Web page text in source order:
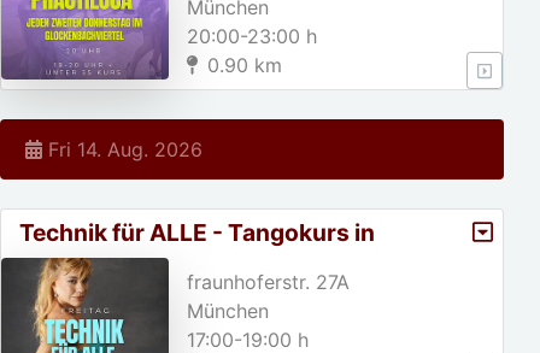
München
20:00-23:00 h
0.90 km
Fri 14. Aug. 2026
Technik für ALLE - Tangokurs in
München
fraunhoferstr. 27A
München
17:00-19:00 h